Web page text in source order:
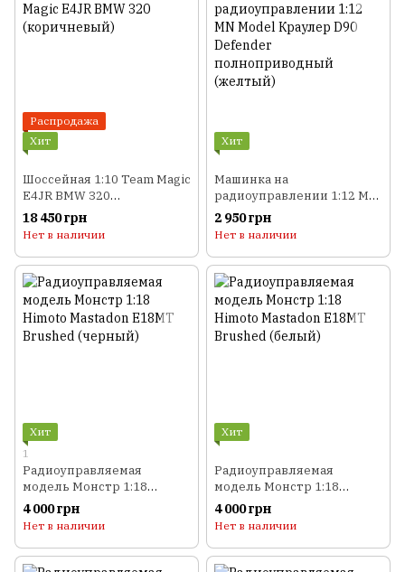
Распродажа
Хит
Шоссейная 1:10 Team Magic
E4JR BMW 320
(коричневый)
18 450 грн
Нет в наличии
Хит
Машинка на
радиоуправлении 1:12 MN
Model Краулер D90
Defender
(желтый)
2 950 грн
Нет в наличии
Хит
1
Радиоуправляемая
модель Монстр 1:18
Himoto Mastadon E18MT
Brushed (черный)
4 000 грн
Нет в наличии
Хит
Радиоуправляемая
модель Монстр 1:18
Himoto Mastadon E18MT
Brushed (белый)
4 000 грн
Нет в наличии